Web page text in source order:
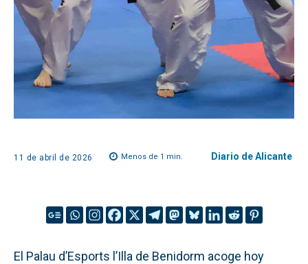
11 de abril de 2026 Menos de 1 min. Diario de Alicante
El Palau d’Esports l’Illa de Benidorm acoge hoy